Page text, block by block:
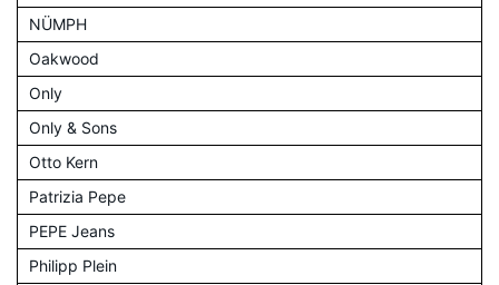
NÜMPH
Oakwood
Only
Only & Sons
Otto Kern
Patrizia Pepe
PEPE Jeans
Philipp Plein